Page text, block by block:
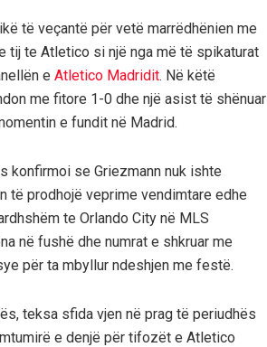
të veçantë për vetë marrëdhënien me
tij te Atletico si një nga më të spikaturat
e Atletico Madridit. Në këtë
me fitore 1-0 dhe një asist të shënuar
e fundit në Madrid.
konfirmoi se Griezmann nuk ishte
të prodhojë veprime vendimtare edhe
te Orlando City në MLS
në fushë dhe numrat e shkruar me
për ta mbyllur ndeshjen me festë.
teksa sfida vjen në prag të periudhës
e denjë për tifozët e Atletico